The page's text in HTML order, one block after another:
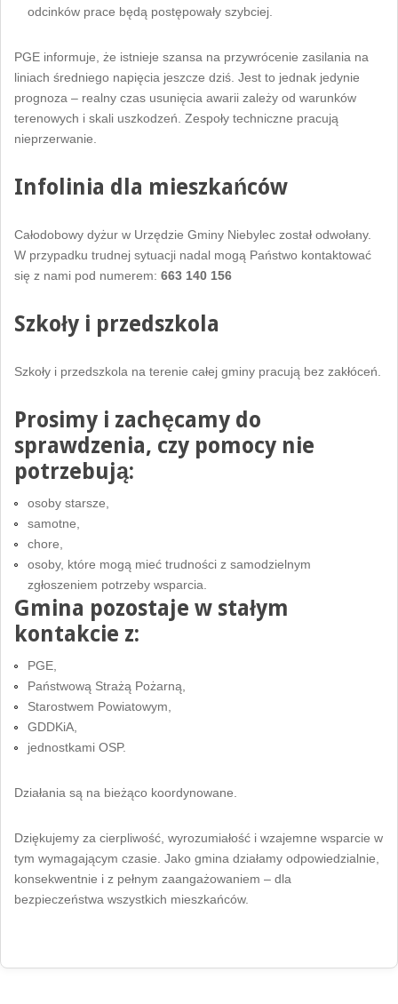
odcinków prace będą postępowały szybciej.
PGE informuje, że istnieje szansa na przywrócenie zasilania na
liniach średniego napięcia jeszcze dziś. Jest to jednak jedynie
prognoza – realny czas usunięcia awarii zależy od warunków
terenowych i skali uszkodzeń. Zespoły techniczne pracują
nieprzerwanie.
Infolinia dla mieszkańców
Całodobowy dyżur w Urzędzie Gminy Niebylec został odwołany.
W przypadku trudnej sytuacji nadal mogą Państwo kontaktować
się z nami pod numerem: 663 140 156
Szkoły i przedszkola
Szkoły i przedszkola na terenie całej gminy pracują bez zakłóceń.
Prosimy i zachęcamy do
sprawdzenia, czy pomocy nie
potrzebują:
osoby starsze,
samotne,
chore,
osoby, które mogą mieć trudności z samodzielnym
zgłoszeniem potrzeby wsparcia.
Gmina pozostaje w stałym
kontakcie z:
PGE,
Państwową Strażą Pożarną,
Starostwem Powiatowym,
GDDKiA,
jednostkami OSP.
Działania są na bieżąco koordynowane.
Dziękujemy za cierpliwość, wyrozumiałość i wzajemne wsparcie w
tym wymagającym czasie. Jako gmina działamy odpowiedzialnie,
konsekwentnie i z pełnym zaangażowaniem – dla
bezpieczeństwa wszystkich mieszkańców.